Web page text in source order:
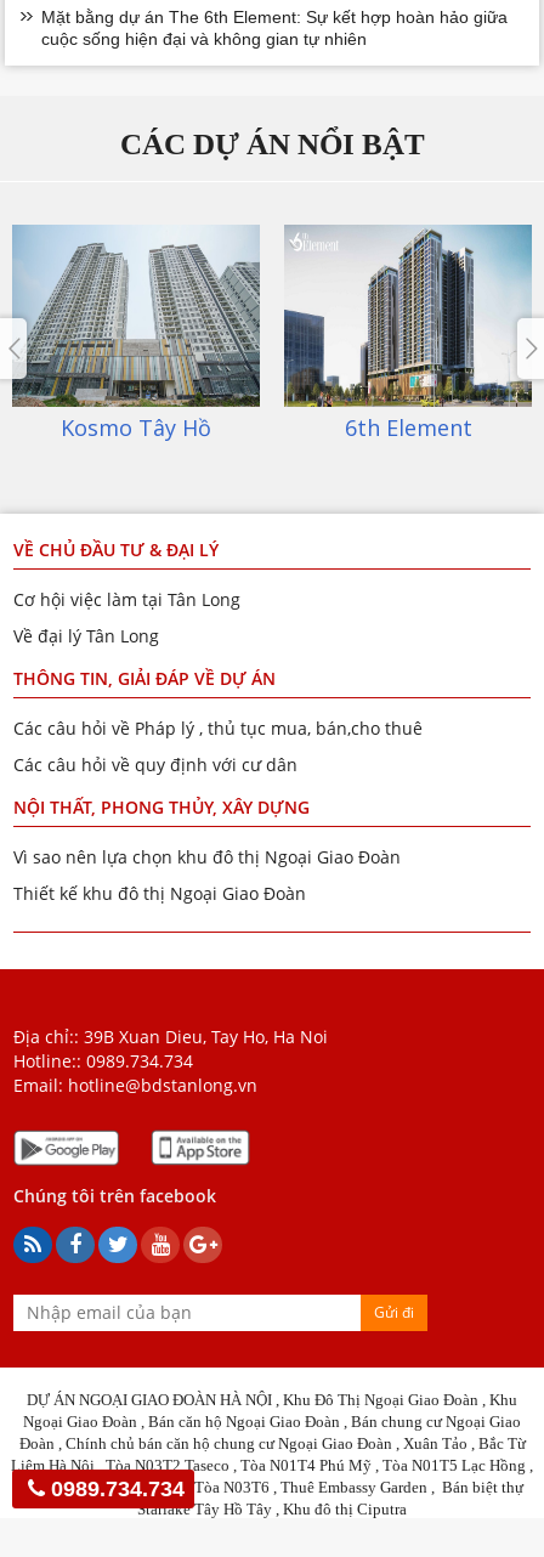
Mặt bằng dự án The 6th Element: Sự kết hợp hoàn hảo giữa
cuộc sống hiện đại và không gian tự nhiên
CÁC DỰ ÁN NỔI BẬT
6th Element An Bình City
VỀ CHỦ ĐẦU TƯ & ĐẠI LÝ
Cơ hội việc làm tại Tân Long
Về đại lý Tân Long
THÔNG TIN, GIẢI ĐÁP VỀ DỰ ÁN
Các câu hỏi về Pháp lý , thủ tục mua, bán,cho thuê
Các câu hỏi về quy định với cư dân
NỘI THẤT, PHONG THỦY, XÂY DỰNG
Vì sao nên lựa chọn khu đô thị Ngoại Giao Đoàn
Thiết kế khu đô thị Ngoại Giao Đoàn
Địa chỉ:: 39B Xuan Dieu, Tay Ho, Ha Noi
Hotline::0989.734.734
Email: hotline@bdstanlong.vn
Chúng tôi trên facebook
Gửi đi
DỰ ÁN NGOẠI GIAO ĐOÀN HÀ NỘI , Khu Đô Thị Ngoại Giao Đoàn , Khu
Ngoại Giao Đoàn , Bán căn hộ Ngoại Giao Đoàn , Bán chung cưNgoại Giao
Đoàn , Chính chủ bán căn hộ chung cư Ngoại Giao Đoàn , Xuân Tảo , Bắc Từ
Liêm Hà Nội , Tòa N03T2 Taseco , Tòa N01T4 Phú Mỹ , Tòa N01T5 Lạc Hồng ,
Tòa N01T8 , Tòa N02T3 , Tòa N03T6 , Thuê Embassy Garden , Bán biệt thự
Starlake Tây Hồ Tây , Khu đô thị Ciputra
0989.734.734